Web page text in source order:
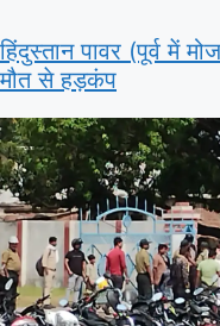
हिंदुस्तान पावर (पूर्व में
मौत से हड़कंप